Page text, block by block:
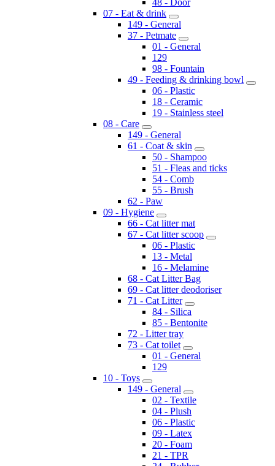
07 - Eat & drink
149 - General
37 - Petmate
01 - General
129
98 - Fountain
49 - Feeding & drinking bowl
06 - Plastic
18 - Ceramic
19 - Stainless steel
08 - Care
149 - General
61 - Coat & skin
50 - Shampoo
51 - Fleas and ticks
54 - Comb
55 - Brush
62 - Paw
09 - Hygiene
66 - Cat litter mat
67 - Cat litter scoop
06 - Plastic
13 - Metal
16 - Melamine
68 - Cat Litter Bag
69 - Cat litter deodoriser
71 - Cat Litter
84 - Silica
85 - Bentonite
72 - Litter tray
73 - Cat toilet
01 - General
129
10 - Toys
149 - General
02 - Textile
04 - Plush
06 - Plastic
09 - Latex
20 - Foam
21 - TPR